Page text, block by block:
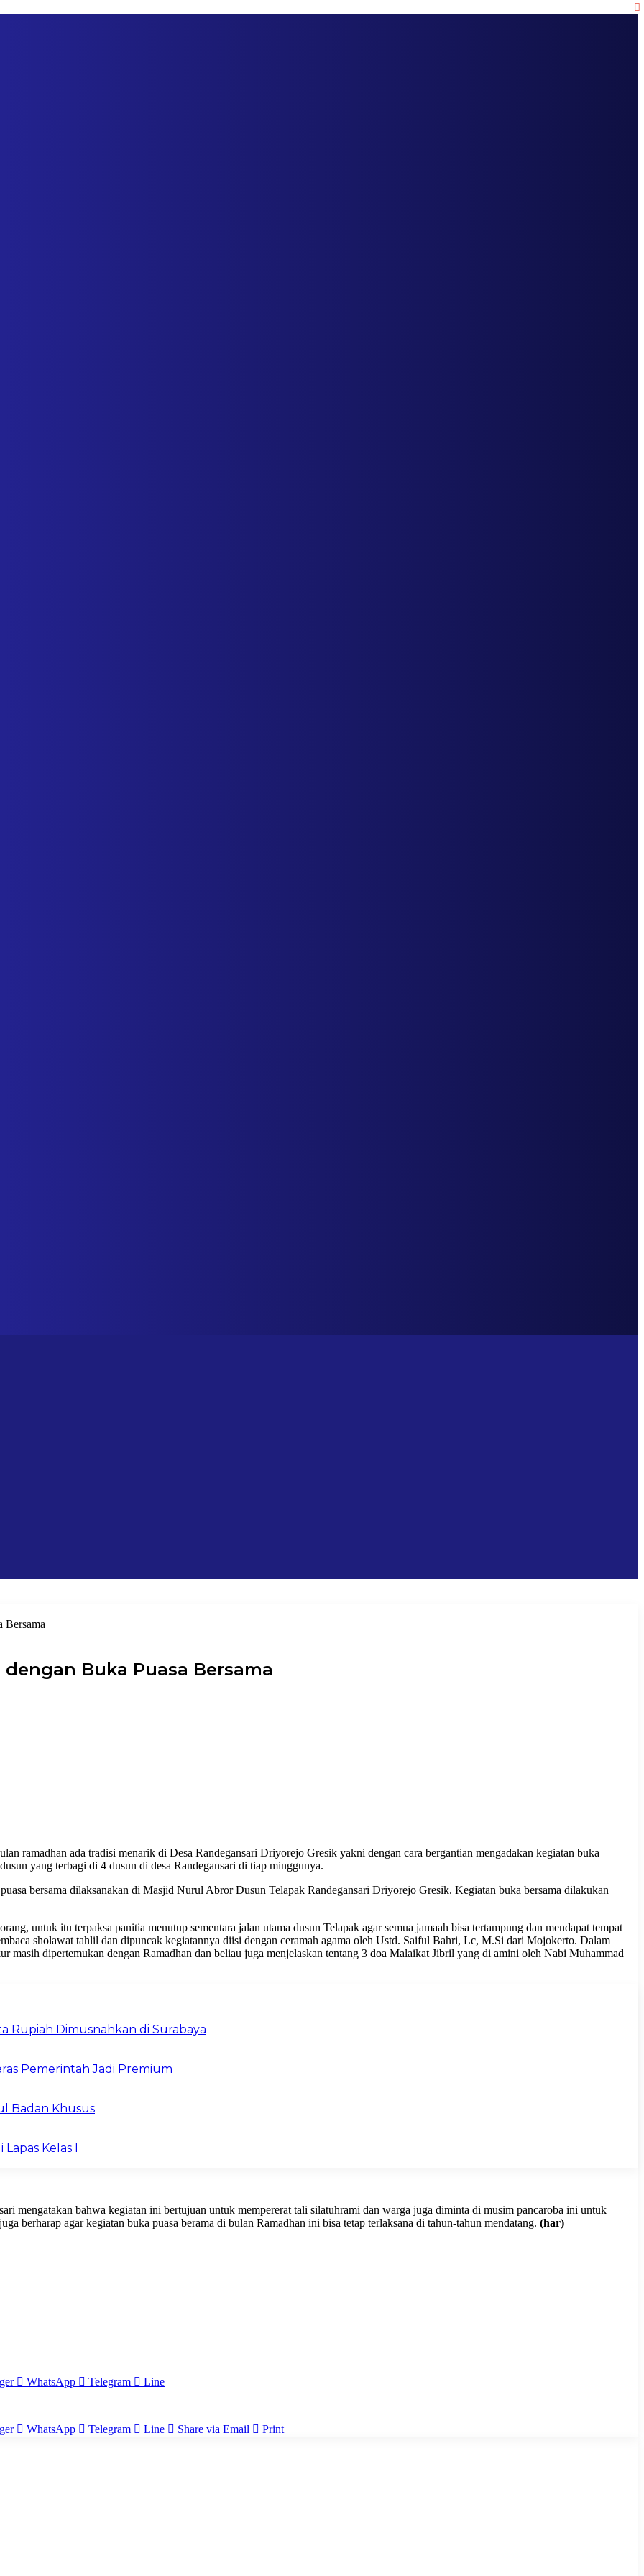
Bersama
Buka Puasa Bersama
ramadhan ada tradisi menarik di Desa Randegansari Driyorejo Gresik yakni dengan cara bergantian mengadakan kegiatan buka
yang terbagi di 4 dusun di desa Randegansari di tiap minggunya.
bersama dilaksanakan di Masjid Nurul Abror Dusun Telapak Randegansari Driyorejo Gresik. Kegiatan buka bersama dilakukan
untuk itu terpaksa panitia menutup sementara jalan utama dusun Telapak agar semua jamaah bisa tertampung dan mendapat tempat
sholawat tahlil dan dipuncak kegiatannya diisi dengan ceramah agama oleh Ustd. Saiful Bahri, Lc, M.Si dari Mojokerto. Dalam
masih dipertemukan dengan Ramadhan dan beliau juga menjelaskan tentang 3 doa Malaikat Jibril yang di amini oleh Nabi Muhammad
Rupiah Dimusnahkan di Surabaya
Pemerintah Jadi Premium
Badan Khusus
Kelas I
mengatakan bahwa kegiatan ini bertujuan untuk mempererat tali silatuhrami dan warga juga diminta di musim pancaroba ini untuk
berharap agar kegiatan buka puasa berama di bulan Ramadhan ini bisa tetap terlaksana di tahun-tahun mendatang. (har)
WhatsApp Telegram
Line
WhatsApp Telegram Line Share via Email Print